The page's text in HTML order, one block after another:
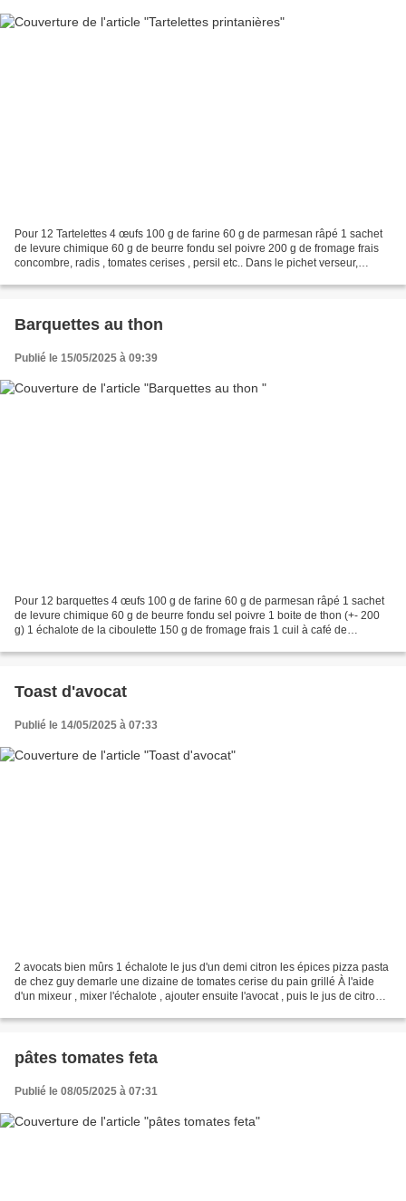
Pour 12 Tartelettes 4 œufs 100 g de farine 60 g de parmesan râpé 1 sachet
de levure chimique 60 g de beurre fondu sel poivre 200 g de fromage frais
concombre, radis , tomates cerises , persil etc.. Dans le pichet verseur,
Barquettes au thon
Publié le 15/05/2025 à 09:39
Pour 12 barquettes 4 œufs 100 g de farine 60 g de parmesan râpé 1 sachet
de levure chimique 60 g de beurre fondu sel poivre 1 boite de thon (+- 200
g) 1 échalote de la ciboulette 150 g de fromage frais 1 cuil à café de
Toast d'avocat
Publié le 14/05/2025 à 07:33
2 avocats bien mûrs 1 échalote le jus d'un demi citron les épices pizza pasta
de chez guy demarle une dizaine de tomates cerise du pain grillé À l'aide
d'un mixeur , mixer l'échalote , ajouter ensuite l'avocat , puis le jus de citron ,
pâtes tomates feta
Publié le 08/05/2025 à 07:31